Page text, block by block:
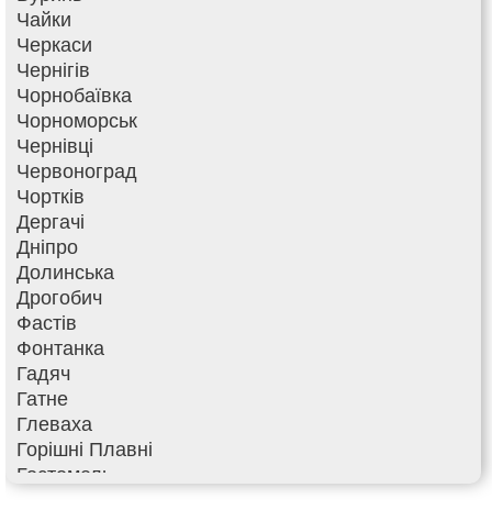
Чайки
Черкаси
Чернігів
Чорнобаївка
Чорноморськ
Чернівці
Червоноград
Чортків
Дергачі
Дніпро
Долинська
Дрогобич
Фастів
Фонтанка
Гадяч
Гатне
Глеваха
Горішні Плавні
Гостомель